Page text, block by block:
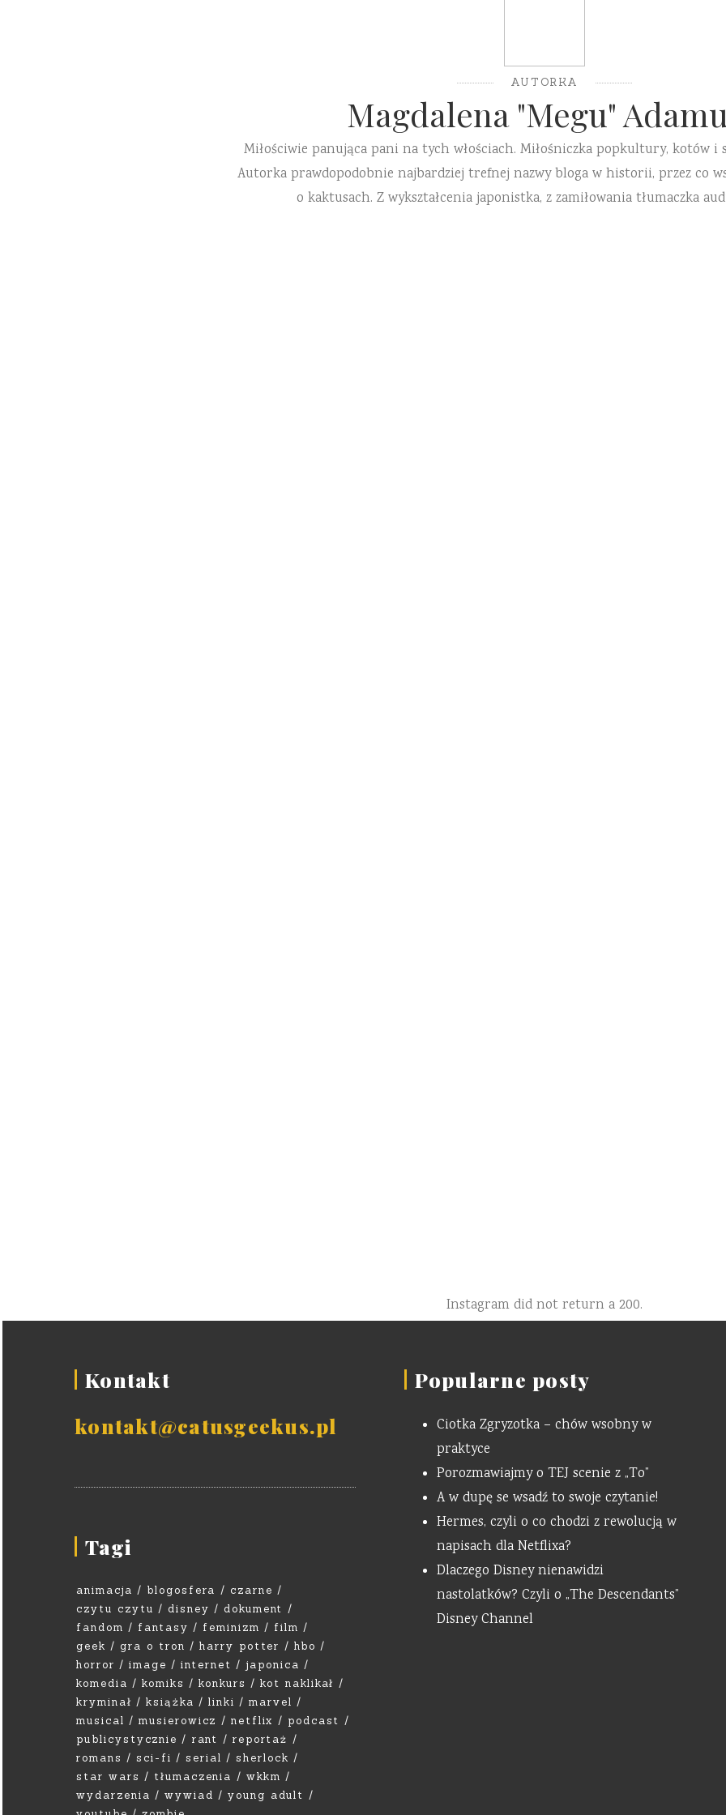
AUTORKA
Magdalena "Megu"
Miłościwie panująca pani na tych włościach. Miłośniczka popkultury, kotów i
Autorka prawdopodobnie najbardziej trefnej nazwy bloga w historii, przez co
o kaktusach. Z wykształcenia japonistka, z zamiłowania tłumaczka
Instagram did not return a 200.
Kontakt
kontakt@catusgeekus.pl
Tagi
animacja blogosfera
czarne
czytu czytu
disney
dokument
fandom
fantasy feminizm
film
geek
gra o tron harry potter
hbo
horror
image internet
japonica
komedia
komiks konkurs
kot naklikał
kryminał
książka linki
marvel
musical
musierowicz netflix
podcast
publicystycznie
rant
reportaż
romans
sci-fi serial
sherlock
star wars
tłumaczenia
wkkm
wydarzenia
wywiad
young adult
Popularne posty
Ciotka Zgryzotka – chów wsobny w
praktyce
Porozmawiajmy o TEJ scenie z „To”
A w dupę se wsadź to swoje czytanie!
Hermes, czyli o co chodzi z rewolucją w
napisach dla Netflixa?
Dlaczego Disney nienawidzi
nastolatków? Czyli o „The Descendants”
Disney Channel